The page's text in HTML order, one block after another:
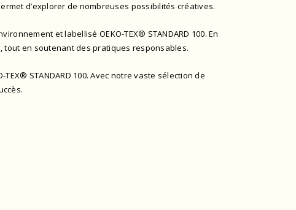
d’explorer de nombreuses possibilités créatives.
etlabellisé OEKO-TEX® STANDARD 100. En
tout en soutenant des pratiques responsables.
TEX® STANDARD 100. Avec notre vaste sélection de